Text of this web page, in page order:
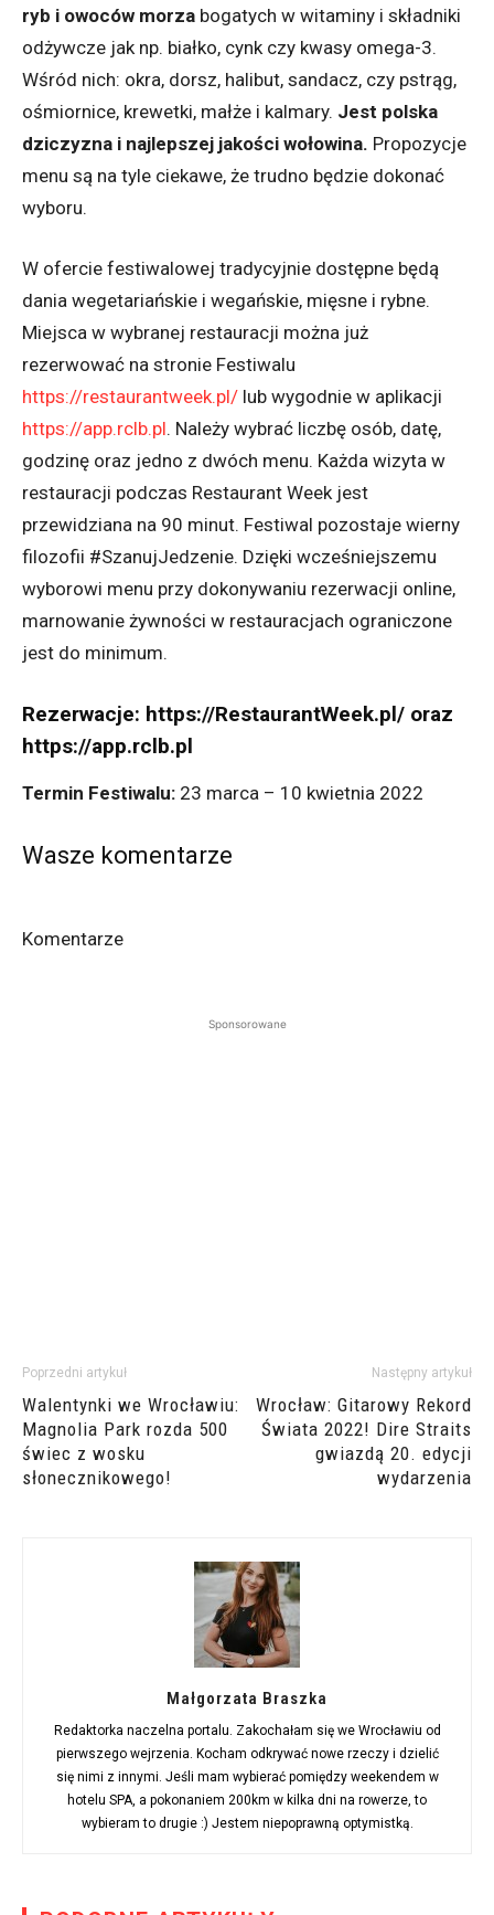
ryb i owoców morza bogatych w witaminy i składniki
odżywcze jak np. białko, cynk czy kwasy omega-3.
Wśród nich: okra, dorsz, halibut, sandacz, czy pstrąg,
ośmiornice, krewetki, małże i kalmary. Jest polska
dziczyzna i najlepszej jakości wołowina. Propozycje
menu są na tyle ciekawe, że trudno będzie dokonać
wyboru.
W ofercie festiwalowej tradycyjnie dostępne będą
dania wegetariańskie i wegańskie, mięsne i rybne.
Miejsca w wybranej restauracji można już
rezerwować na stronie Festiwalu
https://restaurantweek.pl/ lub wygodnie w aplikacji
https://app.rclb.pl. Należy wybrać liczbę osób, datę,
godzinę oraz jedno z dwóch menu. Każda wizyta w
restauracji podczas Restaurant Week jest
przewidziana na 90 minut. Festiwal pozostaje wierny
filozofii #SzanujJedzenie. Dzięki wcześniejszemu
wyborowi menu przy dokonywaniu rezerwacji online,
marnowanie żywności w restauracjach ograniczone
jest do minimum.
Rezerwacje: https://RestaurantWeek.pl/ oraz
https://app.rclb.pl
Termin Festiwalu: 23 marca – 10 kwietnia 2022
Wasze komentarze
Komentarze
Sponsorowane
Poprzedni artykuł
Walentynki we Wrocławiu:
Magnolia Park rozda 500
świec z wosku
słonecznikowego!
Następny artykuł
Wrocław: Gitarowy Rekord
Świata 2022! Dire Straits
gwiazdą 20. edycji
wydarzenia
Małgorzata Braszka
Redaktorka naczelna portalu. Zakochałam się we Wrocławiu od
pierwszego wejrzenia. Kocham odkrywać nowe rzeczy i dzielić
się nimi z innymi. Jeśli mam wybierać pomiędzy weekendem w
hotelu SPA, a pokonaniem 200km w kilka dni na rowerze, to
wybieram to drugie :) Jestem niepoprawną optymistką.